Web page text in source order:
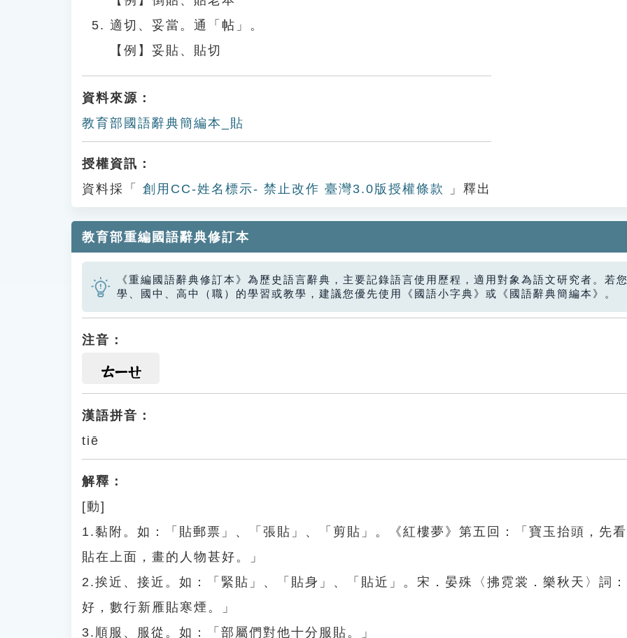
適切、妥當。通「帖」。
【例】妥貼、貼切
資料來源：
教育部國語辭典簡編本_貼
授權資訊：
資料採「
創用CC-姓名標示- 禁止改作 臺灣3.0版授權條款 」釋出
教育部重編國語辭典修訂本
《重編國語辭典修訂本》為歷史語言辭典，主要記錄語言使用歷程，適用對象為語文研究者。若
學、國中、高中（職）的學習或教學，建議您優先使用《國語小字典》或《國語辭典簡編本》。
注音：
ㄊㄧㄝ
漢語拼音：
tiē
解釋：
[動]
1.黏附。如：「貼郵票」、「張貼」、「剪貼」。《紅樓夢》第五回：「寶玉抬頭，先
貼在上面，畫的人物甚好。」
2.挨近、接近。如：「緊貼」、「貼身」、「貼近」。宋．晏殊〈拂霓裳．樂秋天〉詞
好，數行新雁貼寒煙。」
3.順服、服從。如：「部屬們對他十分服貼。」